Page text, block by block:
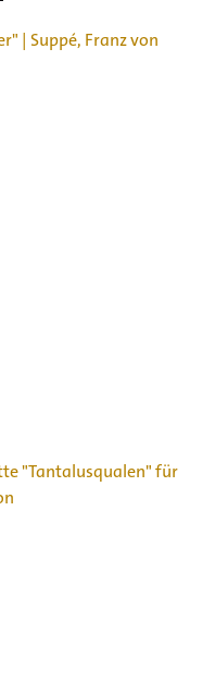
| Suppé, Franz von
"Tantalusqualen" für